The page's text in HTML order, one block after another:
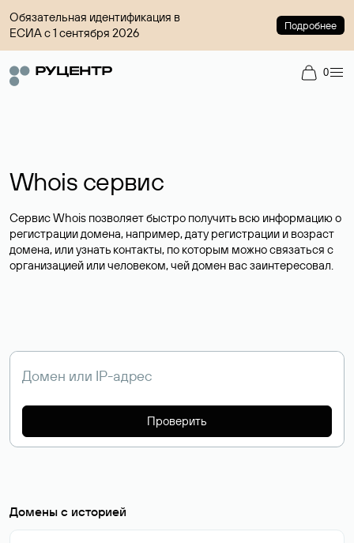
Обязательная идентификация в
ЕСИА с 1 сентября 2026
Подробнее
0
Whois сервис
Сервис Whois позволяет быстро получить всю информацию о
регистрации домена, например, дату регистрации и возраст
домена, или узнать контакты, по которым можно связаться с
организацией или человеком, чей домен вас заинтересовал.
Проверить
Домены с историей